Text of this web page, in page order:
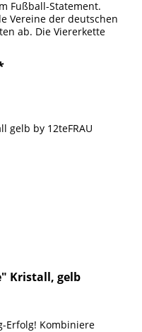
Fußball-Statement.
Vereine der deutschen
ab. Die Viererkette
Kristall, gelb
Erfolg! Kombiniere